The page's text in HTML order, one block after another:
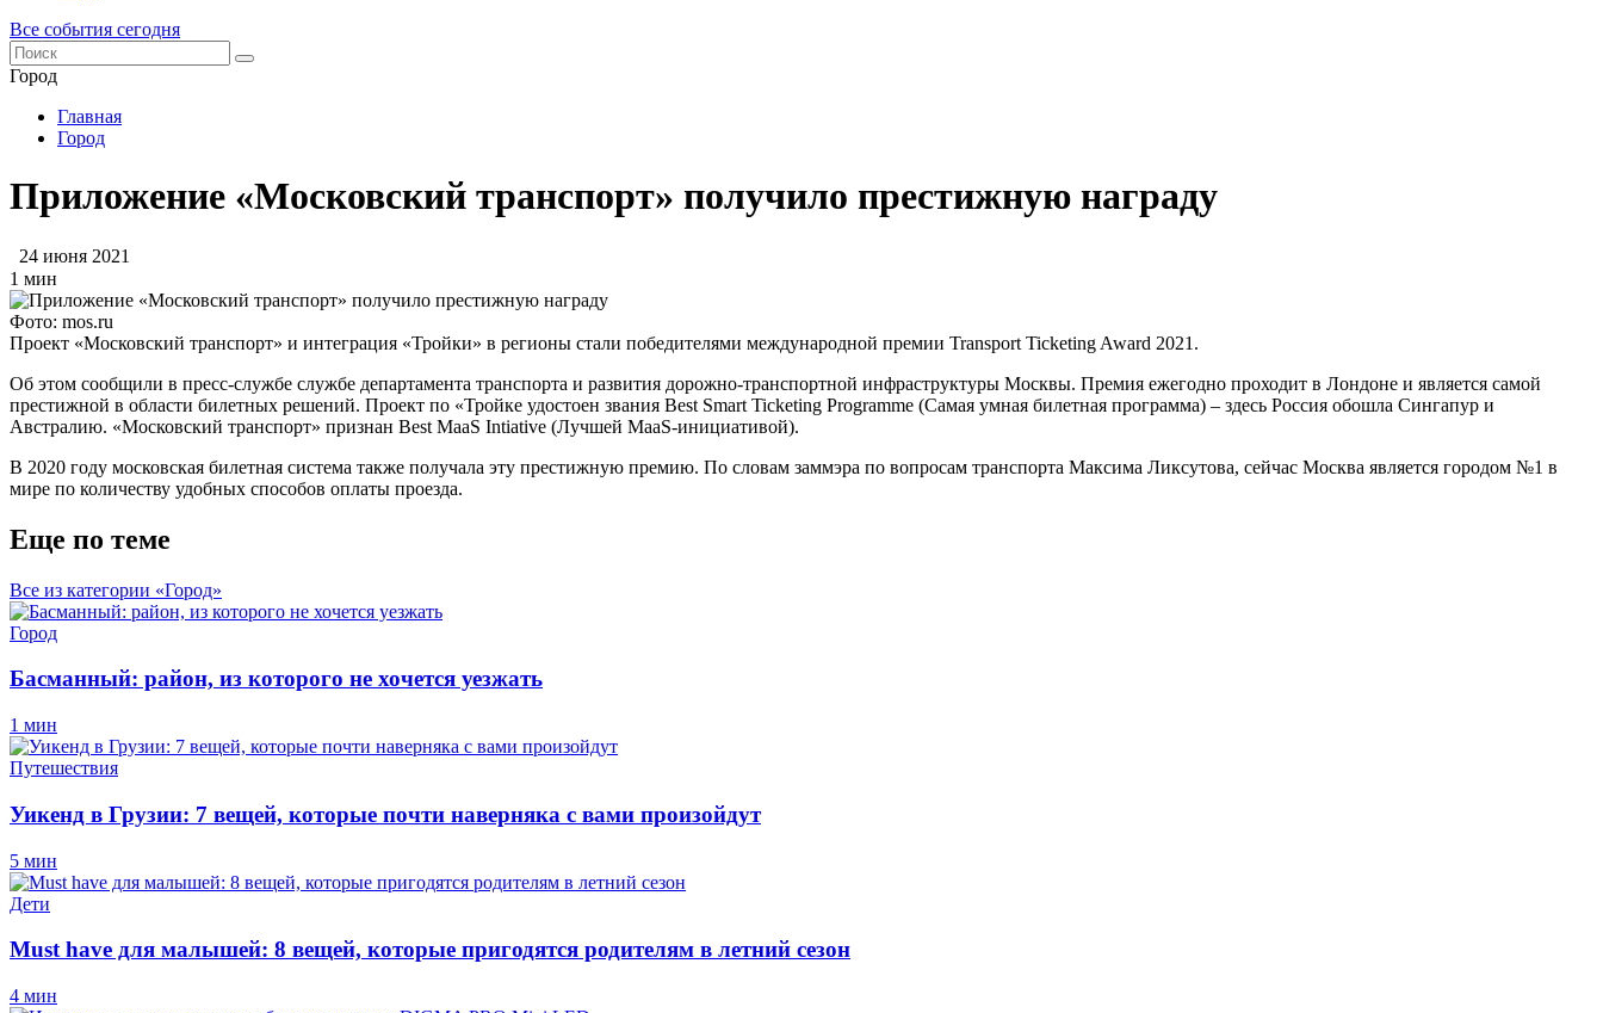
Все события сегодня
Город
Главная
Город
Приложение «Московский транспорт» получило престижную награду
24 июня 2021
1 мин
Фото: mos.ru
Проект «Московский транспорт» и интеграция «Тройки» в регионы стали победителями международной премии Transport Ticketing Award 2021.
Об этом сообщили в пресс-службе службе департамента транспорта и развития дорожно-транспортной инфраструктуры Москвы. Премия ежегодно проходит в Лондоне и является самой
престижной в области билетных решений. Проект по «Тройке удостоен звания Best Smart Ticketing Programme (Самая умная билетная программа) – здесь Россия обошла Сингапур и
Австралию. «Московский транспорт» признан Best MaaS Intiative (Лучшей MaaS-инициативой).
В 2020 году московская билетная система также получала эту престижную премию. По словам заммэра по вопросам транспорта Максима Ликсутова, сейчас Москва является городом №1 в
мире по количеству удобных способов оплаты проезда.
Еще по теме
Все из категории «Город»
Город
Басманный: район, из которого не хочется уезжать
1 мин
Путешествия
Уикенд в Грузии: 7 вещей, которые почти наверняка с вами произойдут
5 мин
Дети
Must have для малышей: 8 вещей, которые пригодятся родителям в летний сезон
4 мин